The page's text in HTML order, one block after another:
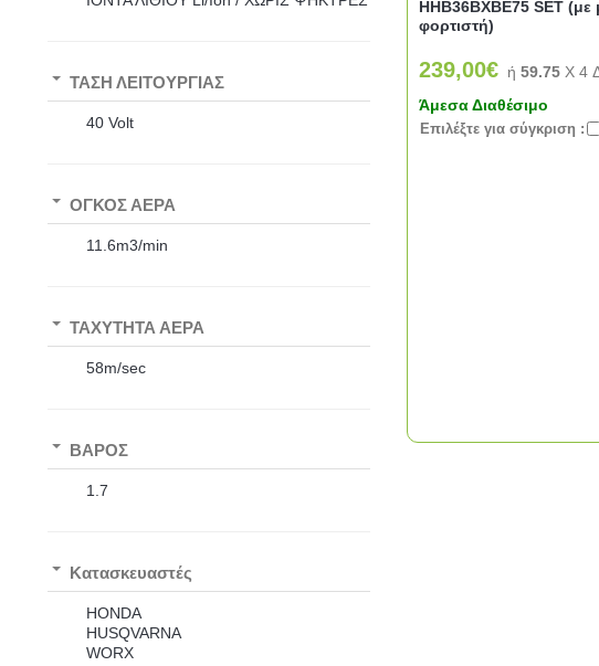
ΤΑΣΗ ΛΕΙΤΟΥΡΓΙΑΣ
40 Volt
ΟΓΚΟΣ ΑΕΡΑ
11.6m3/min
ΤΑΧΥΤΗΤΑ ΑΕΡΑ
58m/sec
ΒΑΡΟΣ
1.7
Kατασκευαστές
HONDA
HUSQVARNA
WORX
ΗΗΒ36ΒΧΒΕ75 SET (με
φορτιστή)
239,00€ή 59.75X 4
Άμεσα Διαθέσιμο
Eπιλέξτε για σύγκριση :